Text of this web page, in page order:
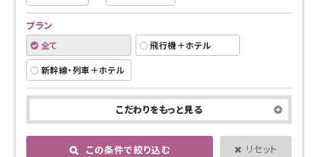
プラン
全て 飛行機＋ホテル
新幹線・列車＋ホテル
こだわりをもっと見る
この条件で絞り込む リセット